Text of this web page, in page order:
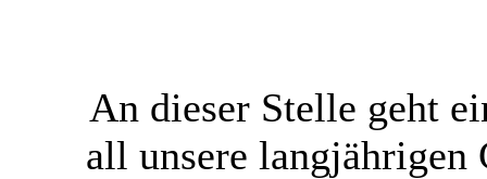
An dieser Stelle geht
all unsere langjährigen